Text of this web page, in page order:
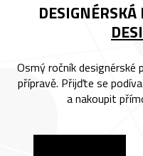
Osmý ročník designérské
přípravě. Přijďte se
a nakoupit